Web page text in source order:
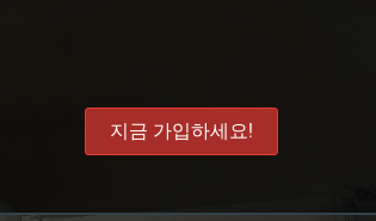
지금 가입하세요!